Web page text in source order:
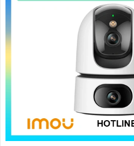
động ổn định. Kiểm tra xem camera có
sinh bụi và kiểm tra kết nối mạng định kỳ.
Hy vọng rằng các tư vấn trên sẽ giúp bạn
Wifi Imou một cách hiệu quả và tiện lợi.